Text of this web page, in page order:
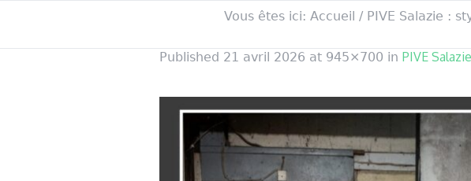
Vous êtes ici: Accueil / PIVE Salazie :
Published 21 avril 2026 at 945×700 in PIVE